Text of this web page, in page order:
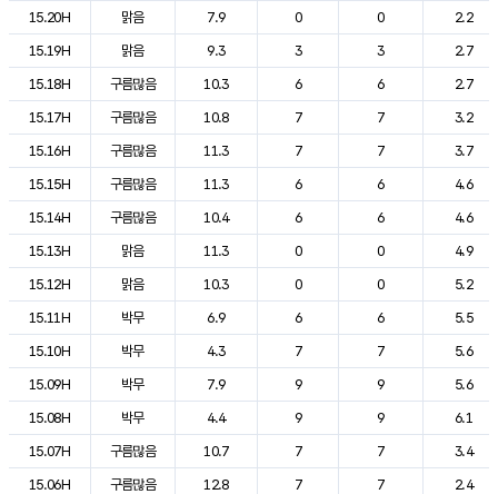
15.20H
맑음 7.9 0 0
2.2
15.19H
맑음 9.3 3 3
2.7
15.18H
구름많음 10.3 6 6
2.7
15.17H
구름많음 10.8 7 7
3.2
15.16H
구름많음 11.3 7 7
3.7
15.15H
구름많음 11.3 6 6
4.6
15.14H
구름많음 10.4 6 6
4.6
15.13H
맑음 11.3 0 0
4.9
15.12H
맑음 10.3 0 0
5.2
15.11H
박무 6.9 6 6
5.5
15.10H
박무 4.3 7 7
5.6
15.09H
박무 7.9 9 9
5.6
15.08H
박무 4.4 9 9
6.1
15.07H
구름많음 10.7 7 7
3.4
15.06H
구름많음 12.8 7 7
2.4